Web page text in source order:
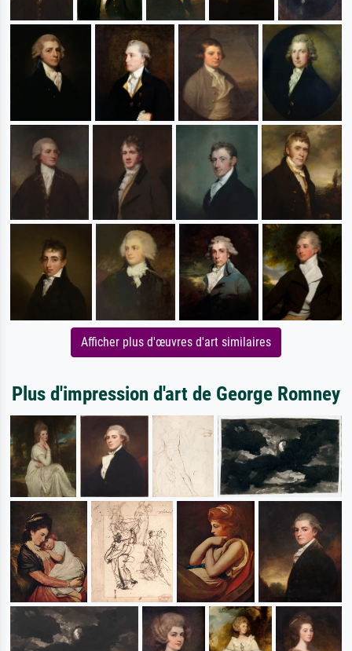
Afficher plus d'œuvres d'art similaires
Plus d'impression d'art de George Romney